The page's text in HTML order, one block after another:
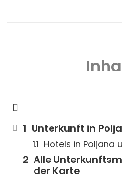
Unterkunft in
Hotels in Poljana
Alle
der Karte